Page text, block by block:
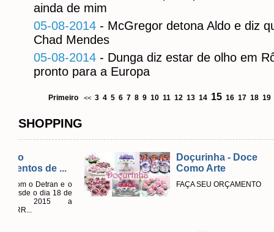
ainda de mim
05-08-2014 - McGregor detona Aldo e diz
Chad Mendes
05-08-2014 - Dunga diz estar de olho em
pronto para a Europa
Primeiro << 3 4 5 6 7 8 9 10 11 12 13 14 15 16 17 18 19
SHOPPING
Doçurinha - Doce
Como Arte
FAÇA SEU ORÇAMENTO